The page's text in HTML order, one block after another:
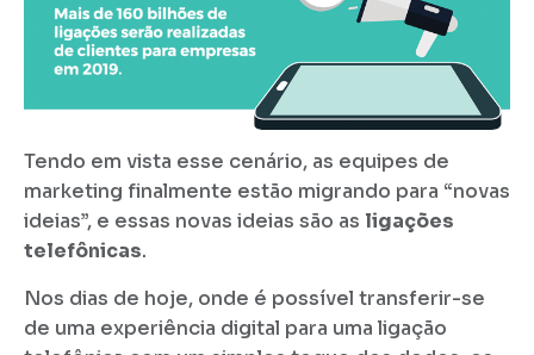
Tendo em vista esse cenário, as equipes de
marketing finalmente estão migrando para “novas
ideias”, e essas novas ideias são as ligações
telefônicas.
Nos dias de hoje, onde é possível transferir-se
de uma experiência digital para uma ligação